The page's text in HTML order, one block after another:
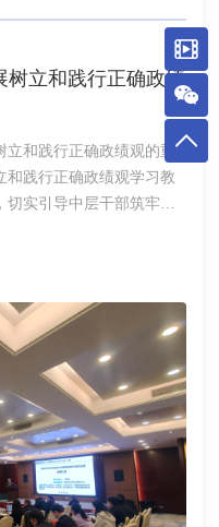
立和践行正确政绩
和践行正确政绩观的重
和践行正确政绩观学习教
实引导中层干部筑牢思
参加会议。机关党支部
方工作期间坚持正确政绩
为民造福是最大政绩”的核
政绩观的实践要求。与
，深入剖析自身在政绩观
各部门年度工作计划，有
门间协同联动、密切配
局。会议普遍认为，要
要将学习成果转化为工
会议精神、落实中心2026